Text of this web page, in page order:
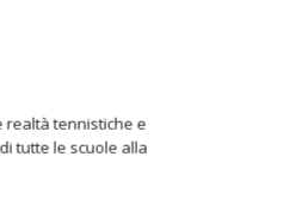
realtà tennistiche e
tutte le scuole alla